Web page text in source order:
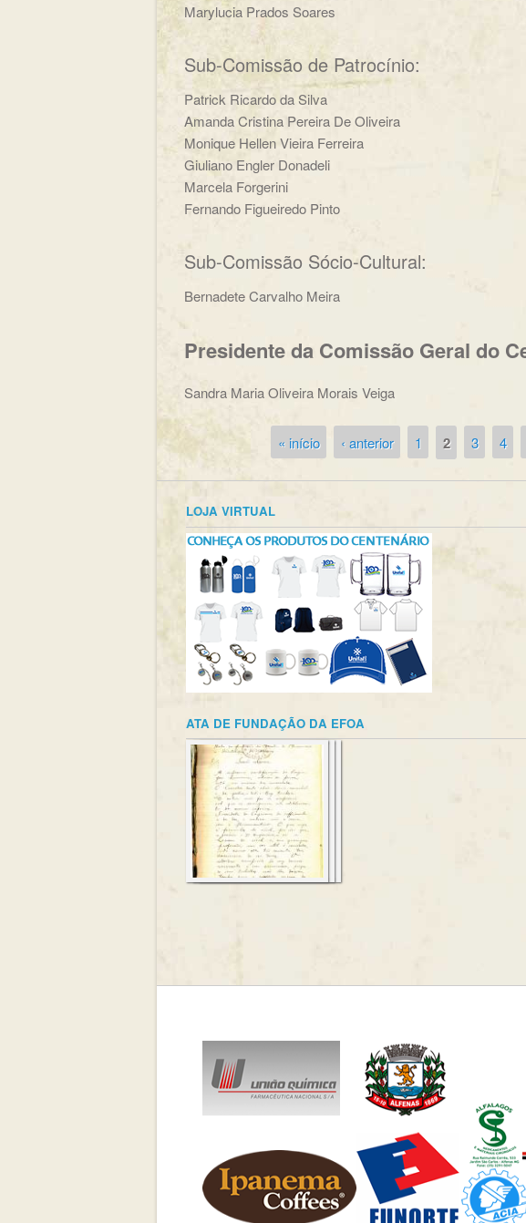
Marylucia Prados Soares
Sub-Comissão de Patrocínio:
Patrick Ricardo da Silva
Amanda Cristina Pereira De Oliveira
Monique Hellen Vieira Ferreira
Giuliano Engler Donadeli
Marcela Forgerini
Fernando Figueiredo Pinto
Sub-Comissão Sócio-Cultural:
Bernadete Carvalho Meira
Presidente da Comissão Geral do
Sandra Maria Oliveira Morais Veiga
Páginas
« início ‹ anterior 1 2 3 4
LOJA VIRTUAL
ATA DE FUNDAÇÃO DA EFOA